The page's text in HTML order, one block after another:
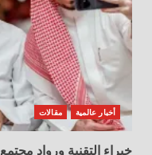
أخبار عالمية مقالات
خبراء التقنية ورواد